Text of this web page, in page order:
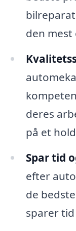
den mest
deres
på et
Spar tid
efter
de
sparer